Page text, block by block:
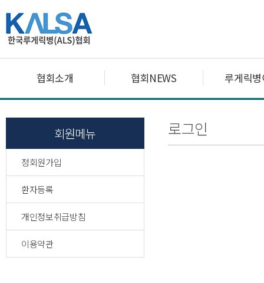
협회소개 협회NEWS 루게릭
회원메뉴
정회원가입
환자등록
개인정보취급방침
이용약관
로그인